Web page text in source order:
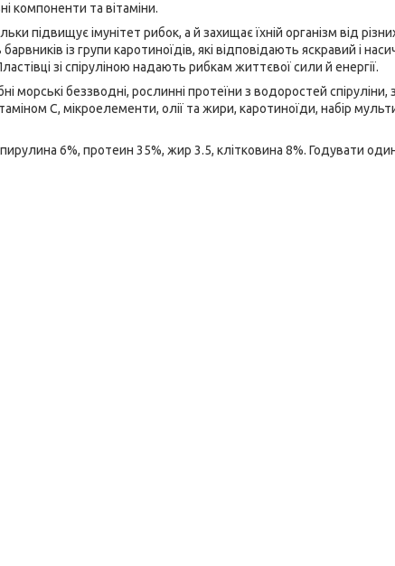
компоненти та вітаміни.
підвищує імунітет рибок, а й захищає їхній організм від
барвників із групи каротиноїдів, які відповідають яскравий і
зі спіруліною надають рибкам життєвої сили й енергії.
морські беззводні, рослинні протеїни з водоростей
С, мікроелементи, олії та жири, каротиноїди, набір
6%, протеин 35%, жир 3.5, клітковина 8%. Годувати